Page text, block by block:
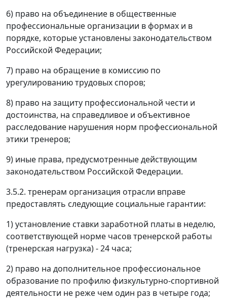
6) право на объединение в общественные
профессиональные организации в формах и в
порядке, которые установлены законодательством
Российской Федерации;
7) право на обращение в комиссию по
урегулированию трудовых споров;
8) право на защиту профессиональной чести и
достоинства, на справедливое и объективное
расследование нарушения норм профессиональной
этики тренеров;
9) иные права, предусмотренные действующим
законодательством Российской Федерации.
3.5.2. тренерам организация отрасли вправе
предоставлять следующие социальные гарантии:
1) установление ставки заработной платы в неделю,
соответствующей норме часов тренерской работы
(тренерская нагрузка) - 24 часа;
2) право на дополнительное профессиональное
образование по профилю физкультурно-спортивной
деятельности не реже чем один раз в четыре года;